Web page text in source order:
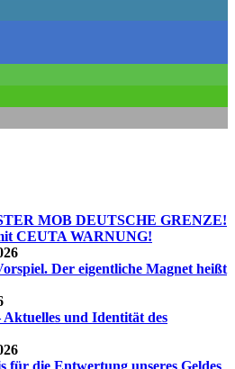
MOB DEUTSCHE GRENZE!
CEUTA WARNUNG!
Der eigentliche Magnet heißt
und Identität des
für die Entwertung unseres Geldes